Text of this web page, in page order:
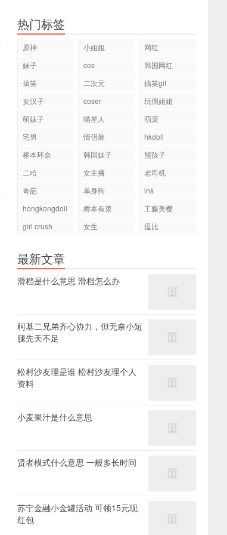
热门标签
原神 小姐姐
网红
妹子
cos
韩国网红
搞笑
二次元
搞笑gif
女汉子
coser
玩偶姐姐
萌妹子
喵星人
萌宠
宅男
情侣装
hkdoll
桥本环奈
韩国妹子
熊孩子
二哈
女主播
老司机
奇葩
单身狗
ins
hongkongdoll
桥本有菜
工藤美樱
girl crush
女生 逗比
最新文章
滑档是什么意思 滑档怎么办
柯基二兄弟齐心协力，但无奈小短
腿先天不足
松村沙友理是谁 松村沙友理个人
资料
小麦果汁是什么意思
贤者模式什么意思 一般多长时间
苏宁金融小金罐活动 可领15元现
红包